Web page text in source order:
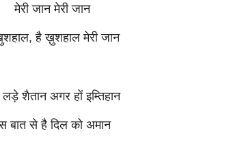
मेरी जान मेरी जान
है ख़ुशहाल मेरी जान
शैतान अगर हों इम्तिहान
बात से है दिल को अमान